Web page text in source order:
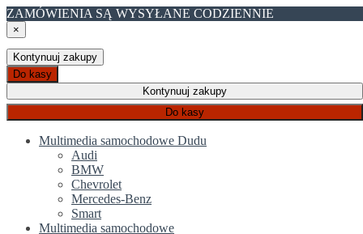
ZAMÓWIENIA SĄ WYSYŁANE CODZIENNIE
×
Kontynuuj zakupy
Do kasy
Kontynuuj zakupy
Do kasy
Multimedia samochodowe Dudu
Audi
BMW
Chevrolet
Mercedes-Benz
Smart
Multimedia samochodowe